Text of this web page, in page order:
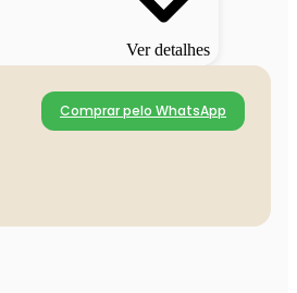
Ver detalhes
Comprar pelo WhatsApp